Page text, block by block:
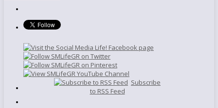
Subscribe
to RSS Feed